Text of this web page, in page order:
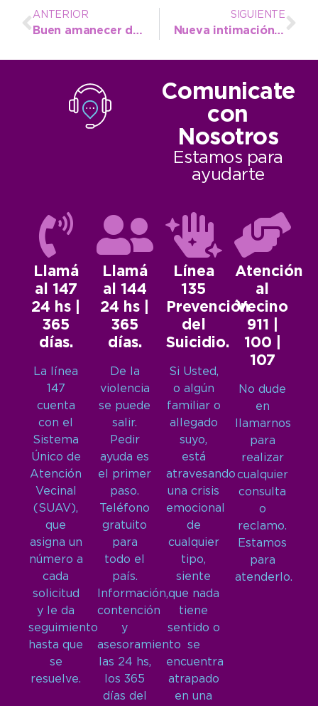
ANTERIOR
Buen amanecer del viernes y desmejoría para el fin de semana
SIGUIENTE
Nueva intimación para deudores de Derechos de Cementerio
Comunicate
con
Nosotros
Estamos para
ayudarte
Llamá
al 147
24 hs |
365
días.
La línea
147
cuenta
con el
Sistema
Único de
Atención
Vecinal
(SUAV),
que
asigna un
número a
cada
solicitud
y le da
seguimiento
hasta que
se
resuelve.
Llamá
al 144
24 hs |
365
días.
De la
violencia
se puede
salir.
Pedir
ayuda es
el primer
paso.
Teléfono
gratuito
para
todo el
país.
Información,
contención
y
asesoramiento
las 24 hs,
los 365
días del
Línea
135
Prevención
del
Suicidio.
Si Usted,
o algún
familiar o
allegado
suyo,
está
atravesando
una crisis
emocional
de
cualquier
tipo,
siente
que nada
tiene
sentido o
se
encuentra
atrapado
en una
Atención
al
Vecino
911 |
100 |
107
No dude
en
llamarnos
para
realizar
cualquier
consulta
o
reclamo.
Estamos
para
atenderlo.